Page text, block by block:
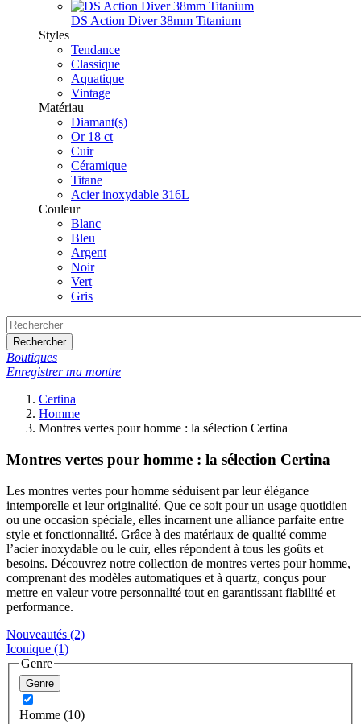
DS Action Diver 38mm Titanium
Styles
Tendance
Classique
Aquatique
Vintage
Matériau
Diamant(s)
Or 18 ct
Cuir
Céramique
Titane
Acier inoxydable 316L
Couleur
Blanc
Bleu
Argent
Noir
Vert
Gris
Rechercher
Boutiques
Enregistrer ma montre
Certina
Homme
Montres vertes pour homme : la sélection Certina
Montres vertes pour homme : la sélection Certina
Les montres vertes pour homme séduisent par leur élégance
intemporelle et leur originalité. Que ce soit pour un usage quotidien
ou une occasion spéciale, elles incarnent une alliance parfaite entre
style et fonctionnalité. Grâce à des matériaux de qualité comme
l’acier inoxydable ou le cuir, elles répondent à tous les goûts et
besoins. Découvrez notre collection de montres vertes pour homme,
comprenant des modèles automatiques et à quartz, conçus pour
mettre en valeur votre personnalité tout en garantissant fiabilité et
performance.
Nouveautés (2)
Iconique (1)
Genre
Genre
Homme (10)